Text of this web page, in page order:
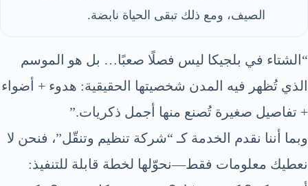
الصيف، ومع ذلك تبقى الحياة نابضة.
“الشتاء في بلجيكا ليس فصلًا صعبًا… بل هو الموسم
الذي تُظهر فيه المدن شخصيتها الحقيقية: هدوء + أضواء
+ تفاصيل صغيرة تُصنع منها أجمل ذكريات.”
وبما أننا نقدم الخدمة كـ “شركة تنظيم وتنقّل”، فنحن لا
نعطيك معلومات فقط—نحوّلها لخطة قابلة للتنفيذ: